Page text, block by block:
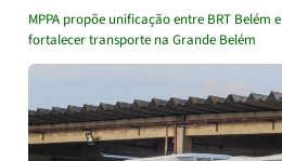
MPPA propõe unificação entre BRT Belém
fortalecer transporte na Grande Belém